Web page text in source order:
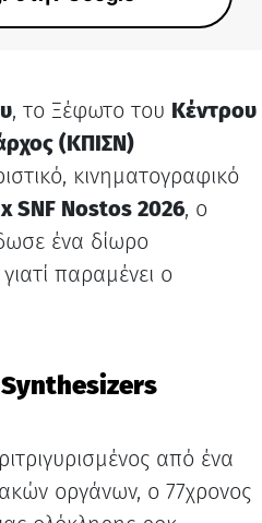
, το Ξέφωτο του Κέντρου
(ΚΠΙΣΝ)
κινηματογραφικό
SNF Nostos 2026, ο
ένα δίωρο
παραμένει ο
από ένα
οργάνων, ο 77χρονος